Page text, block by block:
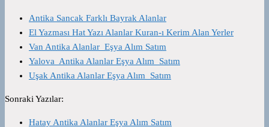
Antika Sancak Farklı Bayrak Alanlar
El Yazması Hat Yazı Alanlar Kuran-ı Kerim Alan Yerler
Van Antika Alanlar Eşya Alım Satım
Yalova Antika Alanlar Eşya Alım Satım
Uşak Antika Alanlar Eşya Alım Satım
Sonraki Yazılar:
Hatay Antika Alanlar Eşya Alım Satım